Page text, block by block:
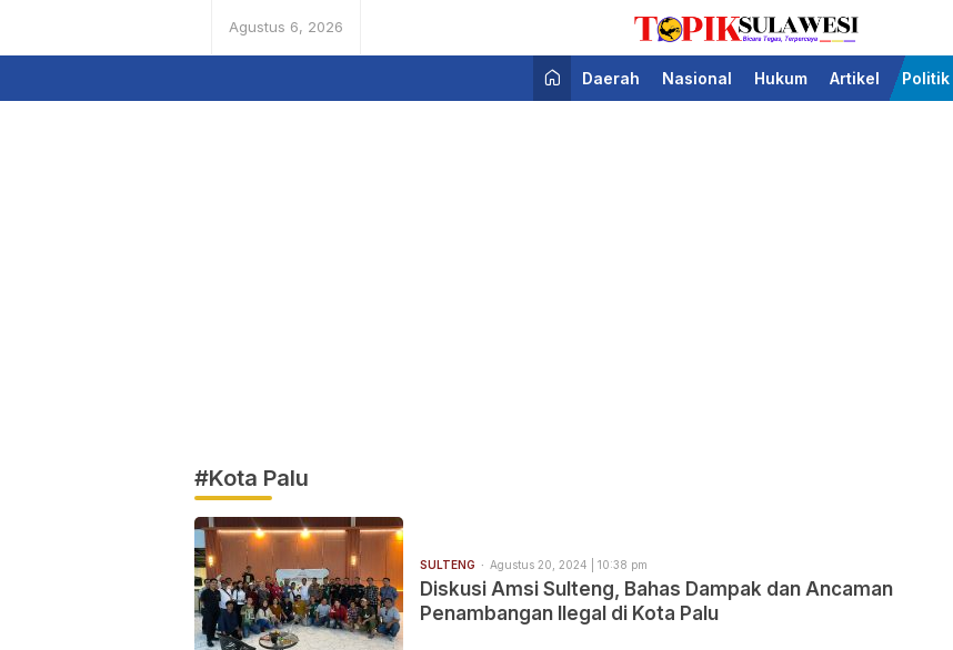
Agustus 6, 2026
Topik Sulawesi
Bicara Tegas Terpercaya
Daerah Nasional Hukum Artikel Politik
#Kota Palu
SULTENG Agustus 20, 2024 | 10:38 pm
Diskusi Amsi Sulteng, Bahas Dampak dan Ancaman
Penambangan Ilegal di Kota Palu